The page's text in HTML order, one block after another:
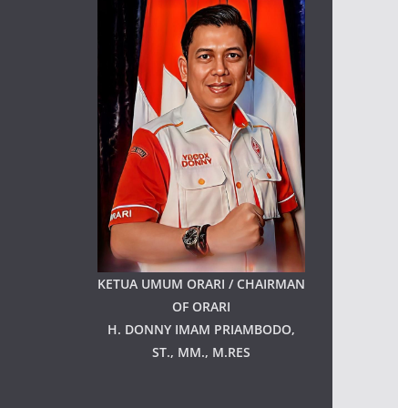
KETUA UMUM ORARI / CHAIRMAN
OF ORARI
H. DONNY IMAM PRIAMBODO,
ST., MM., M.RES